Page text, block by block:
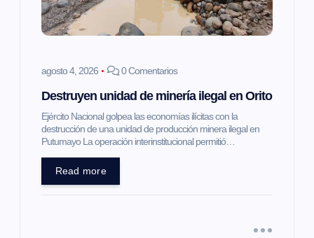
agosto 4, 2026 0 Comentarios
Destruyen unidad de minería ilegal en Orito
Ejército Nacional golpea las economías ilícitas con la
destrucción de una unidad de producción minera ilegal en
Putumayo La operación interinstitucional permitió…
Read more